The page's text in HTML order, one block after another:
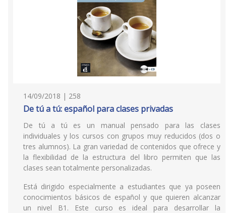
14/09/2018 | 258
De tú a tú: español para clases privadas
De tú a tú es un manual pensado para las clases
individuales y los cursos con grupos muy reducidos (dos o
tres alumnos). La gran variedad de contenidos que ofrece y
la flexibilidad de la estructura del libro permiten que las
clases sean totalmente personalizadas.
Está dirigido especialmente a estudiantes que ya poseen
conocimientos básicos de español y que quieren alcanzar
un nivel B1. Este curso es ideal para desarrollar la